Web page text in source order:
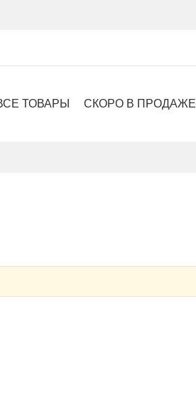
ТОВАРЫ СКОРО В ПРОДАЖЕ